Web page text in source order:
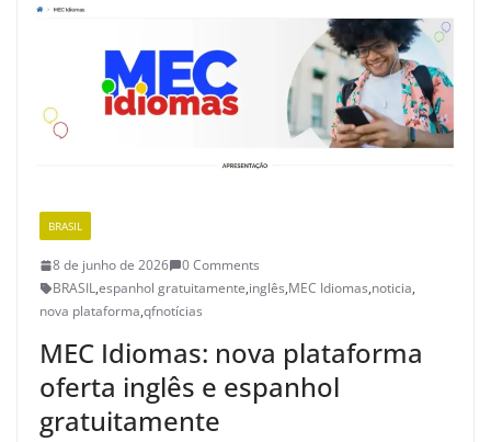
BRASIL
8 de junho de 2026
0 Comments
BRASIL,espanhol gratuitamente,inglês,MEC Idiomas,noticia,
nova plataforma,qfnotícias
MEC Idiomas: nova plataforma
oferta inglês e espanhol
gratuitamente